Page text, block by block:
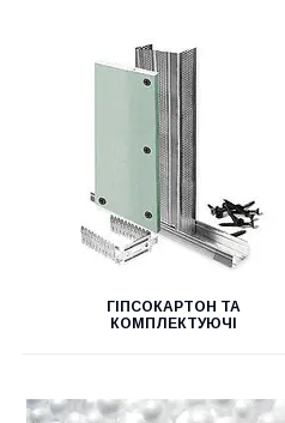
ГІПСОКАРТОН ТА
КОМПЛЕКТУЮЧІ